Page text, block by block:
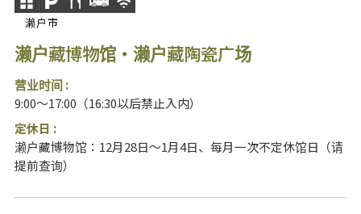
濑户市
濑户藏博物馆・濑户藏陶瓷广场
营业时间 :
9:00～17:00（16:30以后禁止入内）
定休日 :
濑户藏博物馆：12月28日～1月4日、每月一次不定休馆日（请
提前查询）